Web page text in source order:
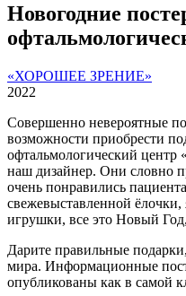
Новогодние
«ХОРОШЕЕ ЗРЕНИЕ»
2022
Совершенно невероятные
возможности приобрести
офтальмологический
наш дизайнер. Они словно
очень понравились
свежевыставленной
игрушки, все это Новый
Дарите правильные
мира. Информационные
опубликованы как в самой